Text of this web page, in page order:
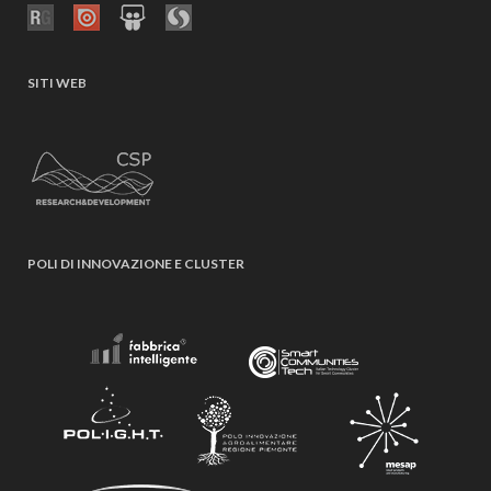
SITI WEB
POLI DI INNOVAZIONE E CLUSTER